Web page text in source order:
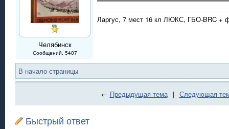
Челябинск
Сообщений: 5407
Ларгус, 7 мест 16 кл ЛЮКС, ГБО-BRC +
В начало страницы
← Предыдущая тема | Следующая
Быстрый ответ